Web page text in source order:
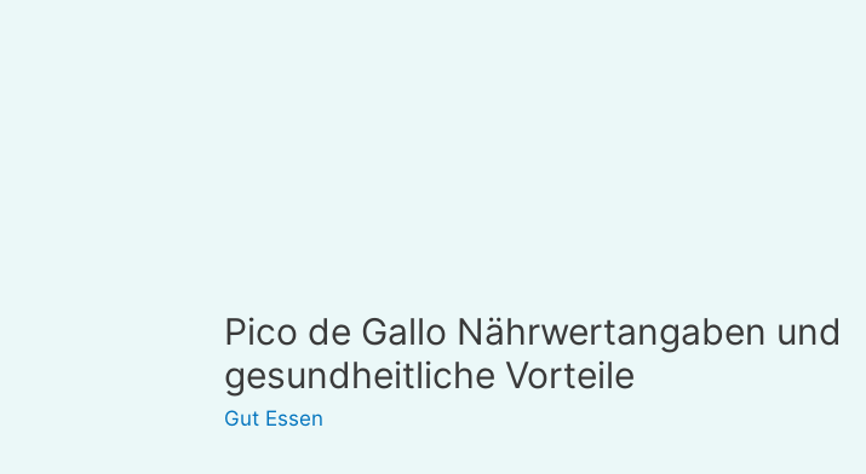
Pico de Gallo Nährwertangaben und
gesundheitliche Vorteile
Gut Essen